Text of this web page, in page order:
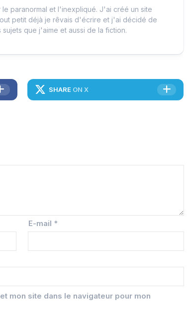
paranormal et l'inexpliqué. J'ai créé un site
petit déjà je rêvais d'écrire et j'ai décidé de
que j'aime et aussi de la fiction.
SHARE ON X
E-mail *
mon site dans le navigateur pour mon